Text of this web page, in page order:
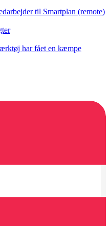
til Smartplan (remote)
har fået en kæmpe